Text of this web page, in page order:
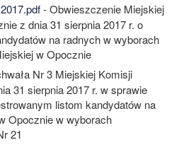
- Obwieszczenie Miejskiej
z dnia 31 sierpnia 2017 r. o
na radnych w wyborach
w Opocznie
Nr 3 Miejskiej Komisji
31 sierpnia 2017 r. w sprawie
listom kandydatów na
Opocznie w wyborach
21